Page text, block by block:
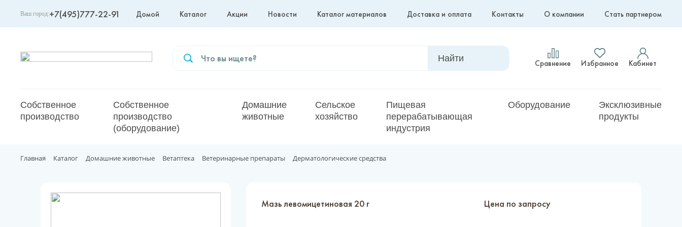
Ваш город:+7(495)777-22-91 Домой Каталог Акции Новости Каталог материалов Доставка и оплата Контакты О компании Стать партнером
Москва Сравнение Избранное Кабинет
Собственное
производство
Собственное
производство
(оборудование)
Домашние
животные
Сельское
хозяйство
Пищевая
перерабатывающая
индустрия
Оборудование
Эксклюзивные
продукты
Главная Каталог Домашние животные Ветаптека Ветеринарные препараты Дерматологические средства
Мазь левомицетиновая 20 г Цена по запросу